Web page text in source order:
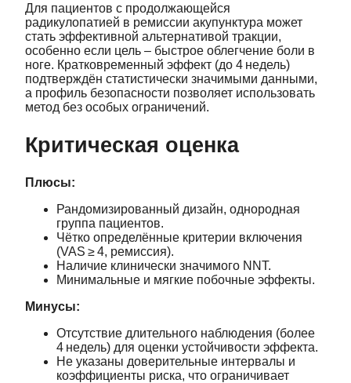
Для пациентов с продолжающейся
радикулопатией в ремиссии акупунктура может
стать эффективной альтернативой тракции,
особенно если цель – быстрое облегчение боли в
ноге. Кратковременный эффект (до 4 недель)
подтверждён статистически значимыми данными,
а профиль безопасности позволяет использовать
метод без особых ограничений.
Критическая оценка
Плюсы:
Рандомизированный дизайн, однородная
группа пациентов.
Чётко определённые критерии включения
(VAS ≥ 4, ремиссия).
Наличие клинически значимого NNT.
Минимальные и мягкие побочные эффекты.
Минусы:
Отсутствие длительного наблюдения (более
4 недель) для оценки устойчивости эффекта.
Не указаны доверительные интервалы и
коэффициенты риска, что ограничивает